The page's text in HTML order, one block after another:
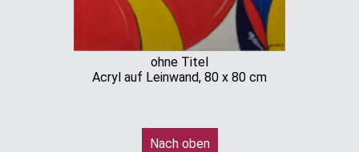
ohne Titel
Acryl auf Leinwand, 80 x 80 cm
Nach oben